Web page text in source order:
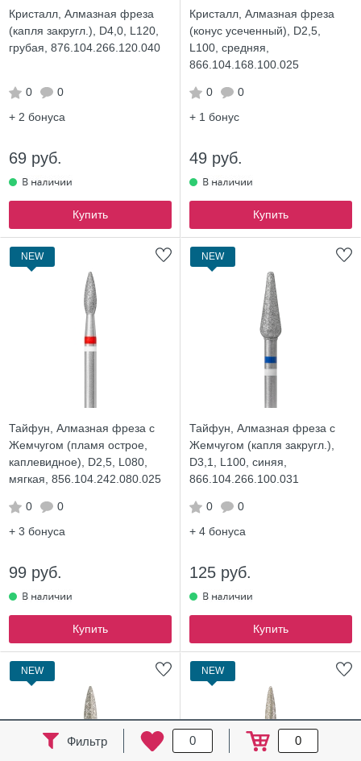
Фильтр 0 0
Кристалл, Алмазная фреза
(капля закругл.), D4,0, L120,
грубая, 876.104.266.120.040
0
0
+ 2 бонуса
69 руб.
Купить
Кристалл, Алмазная фреза
(конус усеченный), D2,5,
L100, средняя,
866.104.168.100.025
0
0
+ 1 бонус
49 руб.
Купить
NEW
Тайфун, Алмазная фреза с
Жемчугом (пламя острое,
каплевидное), D2,5, L080,
мягкая, 856.104.242.080.025
0
0
+ 3 бонуса
99 руб.
Купить
NEW
Тайфун, Алмазная фреза с
Жемчугом (капля закругл.),
D3,1, L100, синяя,
866.104.266.100.031
0
0
+ 4 бонуса
125 руб.
Купить
NEW NEW